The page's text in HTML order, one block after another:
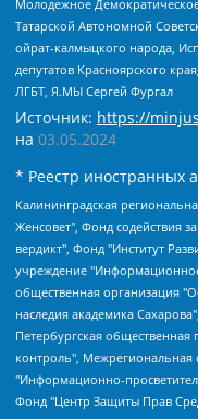
Молодежное
Татарской Автономной
ойрат-калмыцкого народа,
депутатов Красноярского
ЛГБТ, Я.МЫ Сергей Фургал
Источник: https://
на 03.05.2024
* Реестр иностранных
Калининградская региональная общественная организация "Экозащита!-Женсовет", Фонд содействия защите прав и свобод граждан "Общественный вердикт", Фонд "Институт Развития Свободы Информации", Частное учреждение "Информационное агентство МЕМО. РУ", Региональная общественная организация "Общественная комиссия по сохранению наследия академика Сахарова", Фонд поддержки свободы прессы, Санкт-Петербургская общественная правозащитная организация "Гражданский контроль", Межрегиональная общественная организация "Информационно-просветительский центр "Мемориал", Региональный Фонд "Центр Защиты Прав Средств Массовой Информации", с 05.12.2023 Фонд "Центр Защиты Прав Средств массовой информации", Региональная общественная благотворительная организация помощи беженцам и мигрантам "Гражданское содействие", Негосударственное образовательное учреждение дополнительного профессионального образования (повышение квалификации) специалистов "АКАДЕМИЯ ПО ПРАВАМ ЧЕЛОВЕКА", Свердловская региональная общественная организация "Сутяжник", Автономная некоммерческая организация "Центр независимых социологических исследований", Союз общественных объединений "Российский исследовательский центр по правам человека", Региональное общественное учреждение научно-информационный центр "МЕМОРИАЛ", Некоммерческая организация "Фонд защиты гласности", Автономная некоммерческая организация "Институт прав человека", Городская общественная организация "Екатеринбургское общество "МЕМОРИАЛ", Городская общественная организация "Рязанское историко-просветительское и правозащитное общество "Мемориал" (Рязанский Мемориал), Челябинский региональный орган общественной самодеятельности – женское общественное объединение "Женщины Евразии", Челябинский региональный орган общественной самодеятельности "Уральская правозащитная группа", Фонд содействия защите здоровья и социальной справедливости имени Андрея Рылькова, Автономная Некоммерческая Организация "Аналитический Центр Юрия Левады", Автономная некоммерческая организация социальной поддержки населения "Проект Апрель", Региональная общественная организация помощи женщинам и детям, находящимся в кризисной ситуации "Информационно-методический центр "Анна", Фонд содействия развитию массовых коммуникаций и правовому просвещению "Так-так-Так", Фонд содействия устойчивому развитию "Серебряная тайга", Свердловский региональный общественный фонд социальных проектов "Новое время", "Idel.Реалии", Кавказ.Реалии, Крым.Реалии, Телеканал Настоящее Время, Татаро-башкирская служба Радио Свобода (Azatliq Radiosi), Радио Свободная Европа/Радио Свобода (PCE/PC), "Сибирь.Реалии", "Фактограф", Благотворительный фонд помощи осужденным и их семьям, Автономная некоммерческая организация "Институт глобализации и социальных движений", Фонд "В защиту прав заключенных", Частное учреждение "Центр поддержки и содействия развитию средств массовой информации", Пензенский региональный общественный благотворительный фонд "Гражданский союз", "Север.Реалии", Некоммерческая организация Фонд "Правовая инициатива", Общество с ограниченной ответственностью "Радио Свободная Европа/Радио Свобода", Чешское информационное агентство "MEDIUM-ORIENT", Красноярская региональная общественная организация "Мы против СПИДа", Камалягин Денис Николаевич, Маркелов Сергей Евгеньевич, Пономарев Лев Александрович, Савицкая Людмила Алексеевна, Автономная некоммерческая организация "Центр по работе с проблемой насилия "НАСИЛИЮ.НЕТ", Межрегиональный профессиональный союз работников здравоохранения "Альянс врачей", Юридическое лицо, зарегистрированное в Латвийской Республике, SIA "Medusa Project" (регистрационный номер 40103797863, дата регистрации 10.06.2014), Некоммерческая организация "Фонд по борьбе с коррупцией", Автономная некоммерческая организация "Институт права и публичной политики", Баданин Роман Сергеевич, Гликин Максим Александрович, Железнова Мария Михайловна, Лукьянова Юлия Сергеевна, Маетная Елизавета Витальевна, Маняхин Петр Борисович, Чуракова Ольга Владимировна, Ярош Юлия Петровна, Юридическое